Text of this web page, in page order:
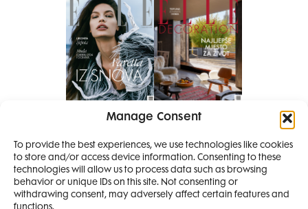
Manage Consent
To provide the best experiences, we use technologies like cookies
to store and/or access device information. Consenting to these
technologies will allow us to process data such as browsing
behavior or unique IDs on this site. Not consenting or
withdrawing consent, may adversely affect certain features and
Pretplati se na časopis
PRETPLATITE SE
SMANJI
4 IZDANJA